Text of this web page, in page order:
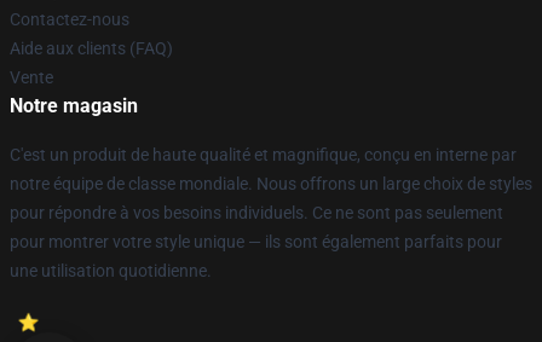
Contactez-nous
Aide aux clients (FAQ)
Vente
Notre magasin
C'est un produit de haute qualité et magnifique, conçu en interne par
notre équipe de classe mondiale. Nous offrons un large choix de styles
pour répondre à vos besoins individuels. Ce ne sont pas seulement
pour montrer votre style unique — ils sont également parfaits pour
une utilisation quotidienne.